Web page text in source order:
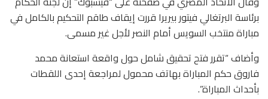
برئاسة البرتغالي فيتور بيريرا قررت إيقاف طاقم التحكيم بالكامل في
مباراة منتخب السويس أمام النصر لأجل غير مسمى.
وأضاف “تقرر فتح تحقيق شامل حول واقعة استعانة محمد
فاروق حكم المباراة بهاتف محمول لمراجعة إحدى اللقطات
بأحداث المباراة”.